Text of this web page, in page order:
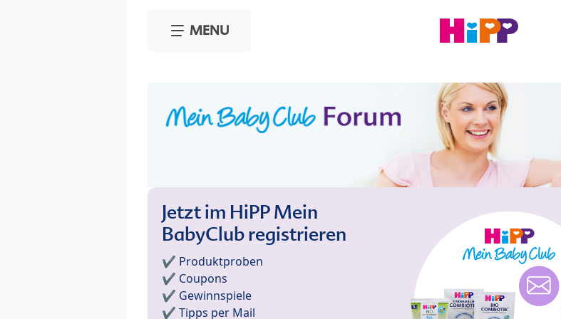
MENU
Jetzt im HiPP Mein
BabyClub registrieren
✔️ Produktproben
✔️ Coupons
✔️ Gewinnspiele
✔️ Tipps per Mail